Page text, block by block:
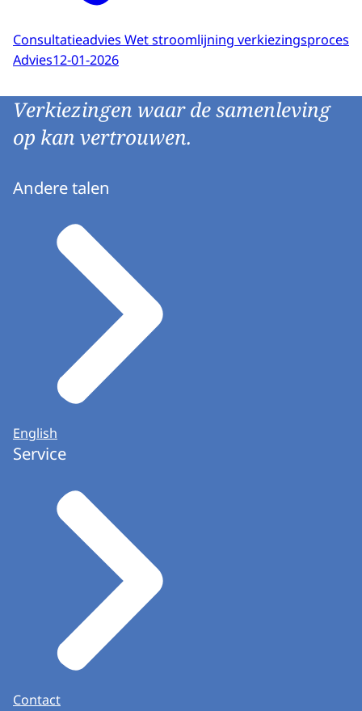
Consultatieadvies Wet stroomlijning verkiezingsproces
Advies12-01-2026
Verkiezingen waar de samenleving
op kan vertrouwen.
Andere talen
English
Service
Contact